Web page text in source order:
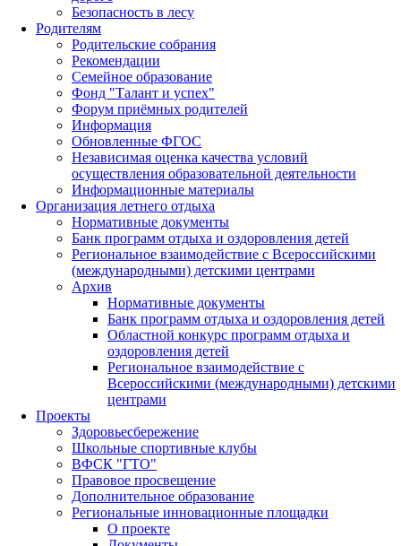
Безопасность в лесу
Родителям
Родительские собрания
Рекомендации
Семейное образование
Фонд "Талант и успех"
Форум приёмных родителей
Информация
Обновленные ФГОС
Независимая оценка качества условий
осуществления образовательной деятельности
Информационные материалы
Организация летнего отдыха
Нормативные документы
Банк программ отдыха и оздоровления детей
Региональное взаимодействие с Всероссийскими
(международными) детскими центрами
Архив
Нормативные документы
Банк программ отдыха и оздоровления детей
Областной конкурс программ отдыха и
оздоровления детей
Региональное взаимодействие с
Всероссийскими (международными) детскими
центрами
Проекты
Здоровьесбережение
Школьные спортивные клубы
ВФСК "ГТО"
Правовое просвещение
Дополнительное образование
Региональные инновационные площадки
О проекте